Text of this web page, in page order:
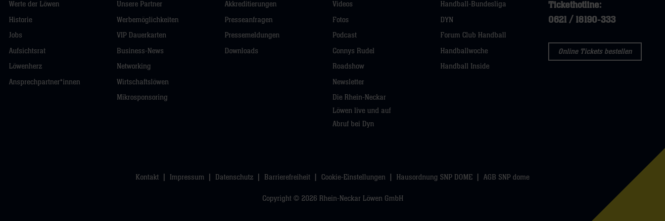
Werte der Löwen
Historie
Jobs
Aufsichtsrat
Löwenherz
Ansprechpartner*innen
Unsere Partner
Werbemöglichkeiten
VIP Dauerkarten
Business-News
Networking
Wirtschaftslöwen
Mikrosponsoring
Akkreditierungen
Presseanfragen
Pressemeldungen
Downloads
Videos
Fotos
Podcast
Connys Rudel
Roadshow
Newsletter
Die Rhein-Neckar
Löwen live und auf
Abruf bei Dyn
Handball-Bundesliga
DYN
Forum Club Handball
Handballwoche
Handball Inside
Tickethotline:
0621 / 18190-333
Online Tickets bestellen
Kontakt Impressum Datenschutz Barrierefreiheit Cookie-Einstellungen Hausordnung SNP DOME AGB SNP dome
Copyright © 2026 Rhein-Neckar Löwen GmbH